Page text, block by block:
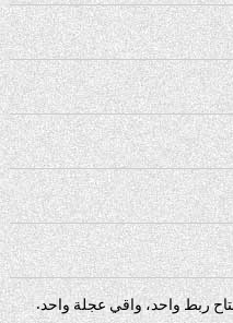
ربط واحد، واقي عجلة واحد.